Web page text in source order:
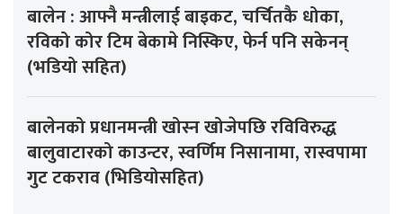
बालेन : आफ्नै मन्त्रीलाई बाइकट, चर्चितकै धोका,
रविको कोर टिम बेकामे निस्किए, फेर्न पनि सकेनन्
(भडियो सहित)
बालेनको प्रधानमन्त्री खोस्न खोजेपछि रविविरुद्ध
बालुवाटारको काउन्टर, स्वर्णिम निसानामा, रास्वपामा
गुट टकराव (भिडियोसहित)